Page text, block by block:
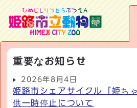
重要なお知らせ
2026年8月4日
姫路市シェアサイクル「姫ち
供一時停止について